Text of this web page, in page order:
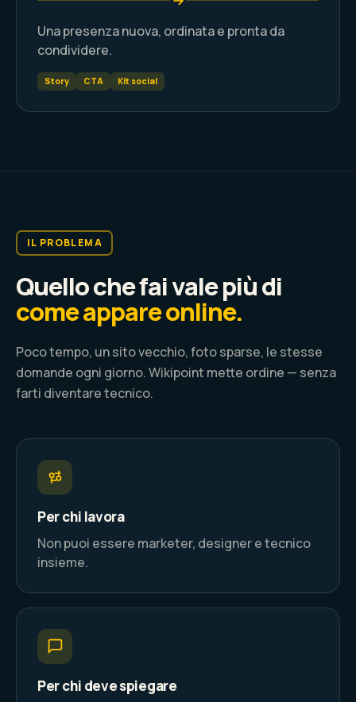
Una presenza nuova, ordinata e pronta da
condividere.
Story CTA Kit social
IL PROBLEMA
Quello che fai vale più di
come appare online.
Poco tempo, un sito vecchio, foto sparse, le stesse
domande ogni giorno. Wikipoint mette ordine — senza
farti diventare tecnico.
Per chi lavora
Non puoi essere marketer, designer e tecnico
insieme.
Per chi deve spiegare